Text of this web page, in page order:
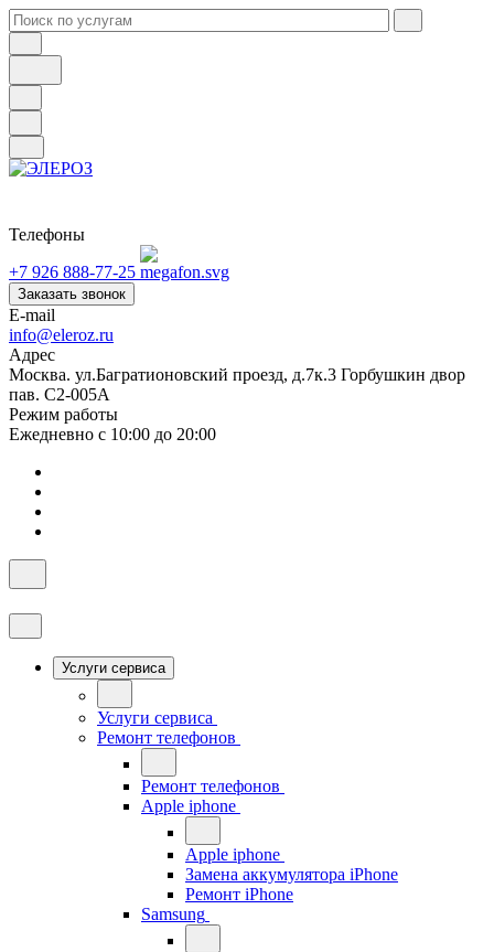
Телефоны
+7 926 888-77-25
Заказать звонок
E-mail
info@eleroz.ru
Адрес
Москва. ул.Багратионовский проезд, д.7к.3 Горбушкин двор
пав. C2-005A
Режим работы
Ежедневно с 10:00 до 20:00
Услуги сервиса
Услуги сервиса
Ремонт телефонов
Ремонт телефонов
Apple iphone
Apple iphone
Замена аккумулятора iPhone
Ремонт iPhone
Samsung